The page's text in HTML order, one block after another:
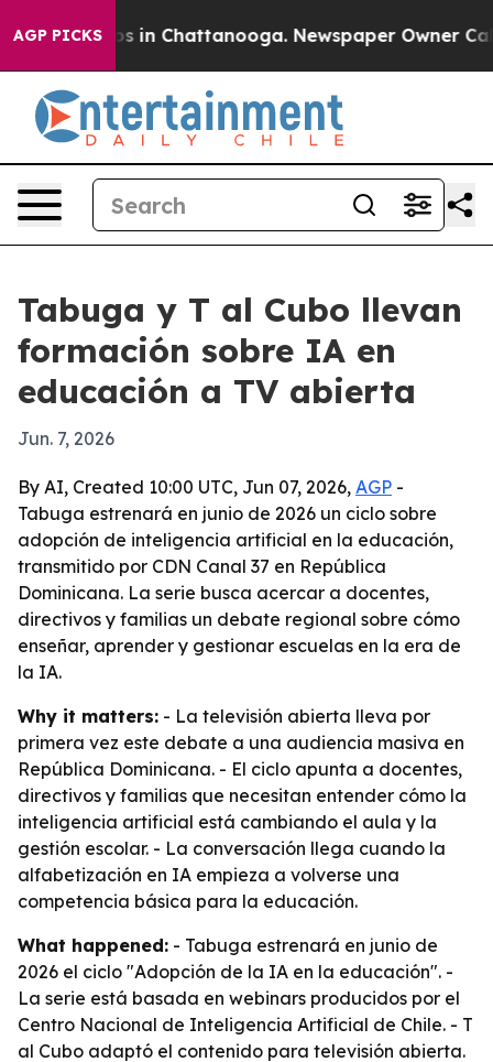
AGP PICKS
Chaos in Chattanooga. Newspaper Owner Calls
Tabuga y T al Cubo llevan
formación sobre IA en
educación a TV abierta
Jun. 7, 2026
By AI, Created 10:00 UTC, Jun 07, 2026, AGP -
Tabuga estrenará en junio de 2026 un ciclo sobre
adopción de inteligencia artificial en la educación,
transmitido por CDN Canal 37 en República
Dominicana. La serie busca acercar a docentes,
directivos y familias un debate regional sobre cómo
enseñar, aprender y gestionar escuelas en la era de
la IA.
Why it matters: - La televisión abierta lleva por
primera vez este debate a una audiencia masiva en
República Dominicana. - El ciclo apunta a docentes,
directivos y familias que necesitan entender cómo la
inteligencia artificial está cambiando el aula y la
gestión escolar. - La conversación llega cuando la
alfabetización en IA empieza a volverse una
competencia básica para la educación.
What happened: - Tabuga estrenará en junio de
2026 el ciclo "Adopción de la IA en la educación". -
La serie está basada en webinars producidos por el
Centro Nacional de Inteligencia Artificial de Chile. - T
al Cubo adaptó el contenido para televisión abierta.